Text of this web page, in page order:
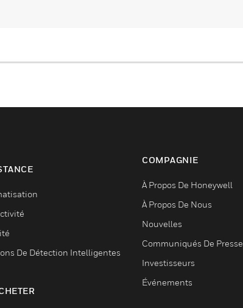
De Détection Intelligentes
COMPAGNIE
À Propos De Honeywell
À Propos De Nous
Nouvelles
Communiqués De Presse
Investisseurs
Événements